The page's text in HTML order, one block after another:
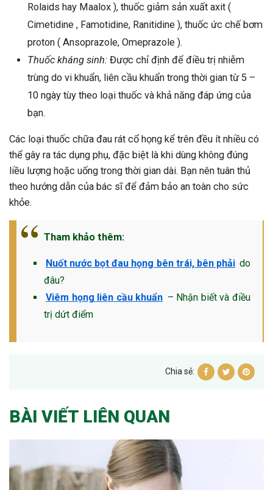
Rolaids hay Maalox ), thuốc giảm sản xuất axit (
Cimetidine , Famotidine, Ranitidine ), thuốc ức chế bơm
proton ( Ansoprazole, Omeprazole ).
Thuốc kháng sinh: Được chỉ định để điều trị nhiễm
trùng do vi khuẩn, liên cầu khuẩn trong thời gian từ 5 –
10 ngày tùy theo loại thuốc và khả năng đáp ứng của
bạn.
Các loại thuốc chữa đau rát cổ họng kể trên đều ít nhiều có
thể gây ra tác dụng phụ, đặc biệt là khi dùng không đúng
liều lượng hoặc uống trong thời gian dài. Bạn nên tuân thủ
theo hướng dẫn của bác sĩ để đảm bảo an toàn cho sức
khỏe.
Tham khảo thêm:
Nuốt nước bọt đau họng bên trái, bên phải do
đâu?
Viêm họng liên cầu khuẩn – Nhận biết và điều
trị dứt điểm
Chia sẻ:
BÀI VIẾT LIÊN QUAN